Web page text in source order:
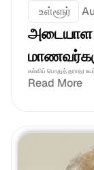
உள்ளூர்
கல்விப் பொதுத் தராதர
Read More